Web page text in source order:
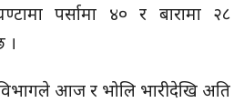
पर्सामा ४० र बारामा २८
।
आज र भोलि भारीदेखि अति